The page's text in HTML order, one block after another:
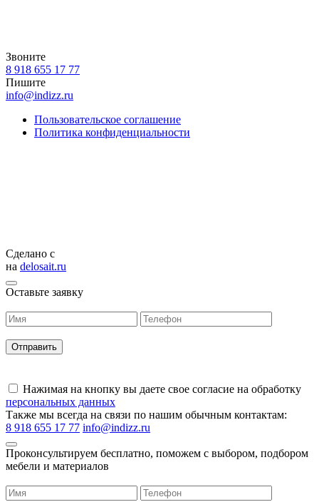
Звоните
8 918 655 17 77
Пишите
info@indizz.ru
Пользовательское соглашение
Политика конфиденциальности
Сделано с
на delosait.ru
Оставьте заявку
Нажимая на кнопку вы даете свое согласие на обработку
персональных данных
Также мы всегда на связи по нашим обычным контактам:
8 918 655 17 77 info@indizz.ru
Проконсультируем бесплатно, поможем с выбором, подбором
мебели и материалов